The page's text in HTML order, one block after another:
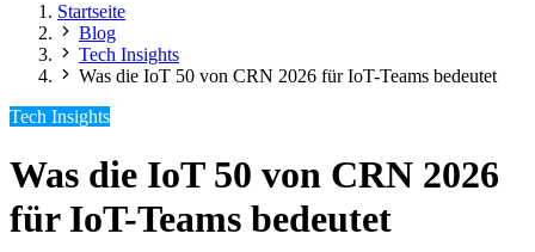
Startseite
Blog
Tech Insights
Was die IoT 50 von CRN 2026 für IoT-Teams bedeutet
Tech Insights
Was die IoT 50 von CRN 2026
für IoT-Teams bedeutet